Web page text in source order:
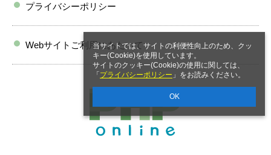
当サイトでは、サイトの利便性向上のため、クッ
キー(Cookie)を使用しています。
サイトのクッキー(Cookie)の使用に関しては、
「 プライバシーポリシー 」をお読みください。
OK
プライバシーポリシー
Webサイトご利用にあたって